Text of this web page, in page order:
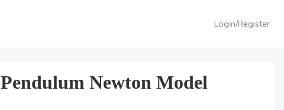
Login/Register
Newton Model